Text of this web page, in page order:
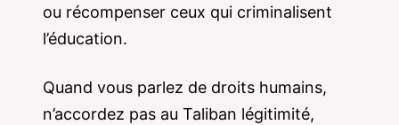
ou récompenser ceux qui criminalisent
l’éducation.
Quand vous parlez de droits humains,
n’accordez pas au Taliban légitimité,